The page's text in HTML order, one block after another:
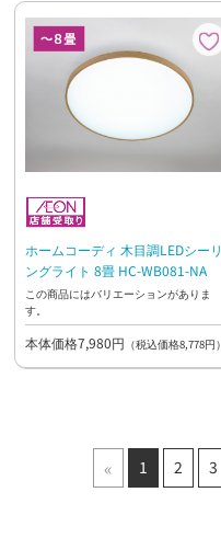
ホームコーディ 木目調LEDシーリ
ングライト 8畳 HC-WB081-NA
この商品にはバリエーションがありま
す。
本体価格7,980円 （税込価格8,778円）
« 1 2 3